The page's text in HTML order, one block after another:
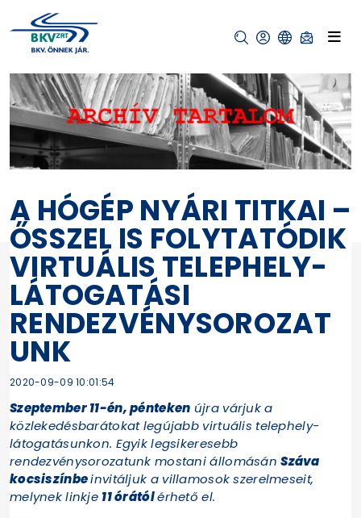
A HÓGÉP NYÁRI TITKAI –
ŐSSZEL IS FOLYTATÓDIK
VIRTUÁLIS TELEPHELY-
LÁTOGATÁSI
RENDEZVÉNYSOROZAT
UNK
2020-09-09 10:01:54
Szeptember 11-én, pénteken újra várjuk a
közlekedésbarátokat legújabb virtuális telephely-
látogatásunkon. Egyik legsikeresebb
rendezvénysorozatunk mostani állomásánSzáva
kocsiszínbeinvitáljuk a villamosok szerelmeseit,
melynek linkje 11 órátólérhető el.